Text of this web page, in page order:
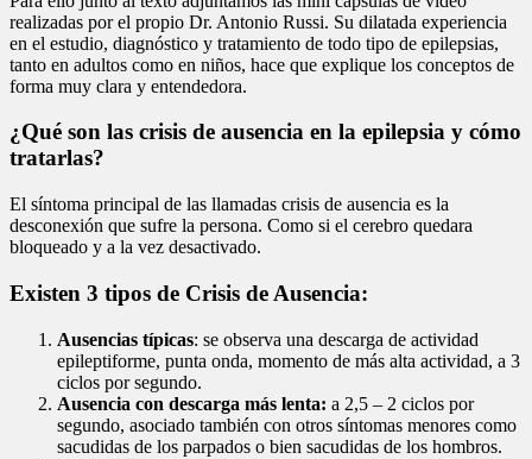
realizadas por el propio Dr. Antonio Russi. Su dilatada experiencia
en el estudio, diagnóstico y tratamiento de todo tipo de epilepsias,
tanto en adultos como en niños, hace que explique los conceptos de
forma muy clara y entendedora.
¿Qué son las crisis de ausencia en la epilepsia y cómo
tratarlas?
El síntoma principal de las llamadas crisis de ausencia es la
desconexión que sufre la persona. Como si el cerebro quedara
bloqueado y a la vez desactivado.
Existen 3 tipos de Crisis de Ausencia:
Ausencias típicas: se observa una descarga de actividad
epileptiforme, punta onda, momento de más alta actividad, a 3
ciclos por segundo.
Ausencia con descarga más lenta: a 2,5 – 2 ciclos por
segundo, asociado también con otros síntomas menores como
sacudidas de los parpados o bien sacudidas de los hombros.